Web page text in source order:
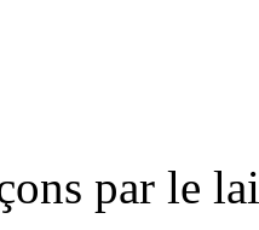
par le